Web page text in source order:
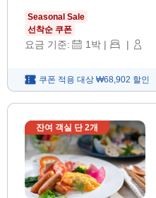
Seasonal Sale
선착순 쿠폰
요금 기준: 1 박 | |
쿠폰 적용 대상 ₩68,902 할인
잔여 객실 단2개